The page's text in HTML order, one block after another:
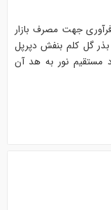
جهت مصرف بازار
گل کلم بنفش دپرپل
مستقیم نور به هد آن